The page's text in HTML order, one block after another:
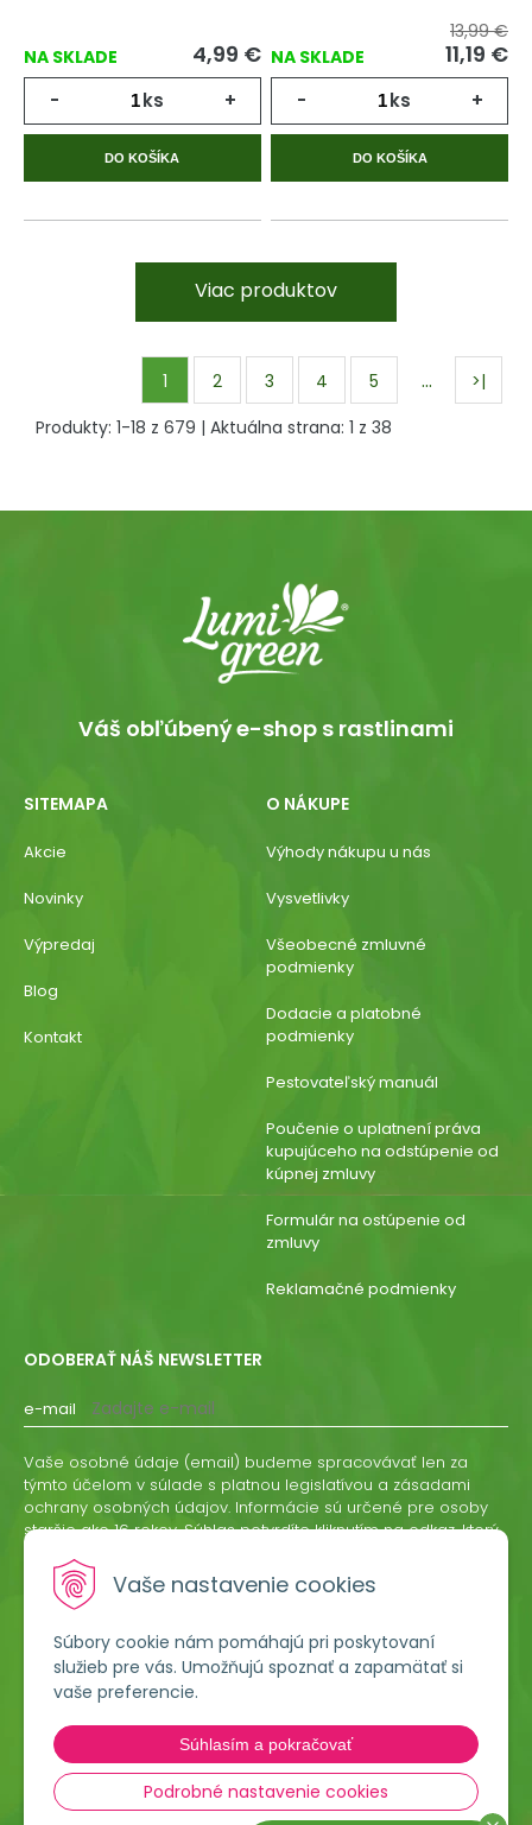
Vaše nastavenie cookies
Súbory cookie nám pomáhajú pri poskytovaní
služieb pre vás. Umožňujú spoznať a zapamätať si
vaše preferencie.
Súhlasím a pokračovať
Podrobné nastavenie cookies
NA SKLADE 4,99 €
- ks +
DO KOŠÍKA
NA SKLADE
13,99 €
11,19 €
- ks +
DO KOŠÍKA
Viac produktov
1 2 3 4 5 …
>|
Produkty: 1-18 z 679 | Aktuálna strana: 1 z 38
Lumigreen, s.r.o.
Hradská 535
966 54 Tekovské Nemce
Váš obľúbený e-shop s rastlinami
SITEMAPA
Akcie
Novinky
Výpredaj
Blog
Kontakt
O NÁKUPE
Výhody nákupu u nás
Vysvetlivky
Všeobecné zmluvné
podmienky
Dodacie a platobné
podmienky
Pestovateľský manuál
Poučenie o uplatnení práva
kupujúceho na odstúpenie od
kúpnej zmluvy
Formulár na ostúpenie od
zmluvy
Reklamačné podmienky
ODOBERAŤ NÁŠ NEWSLETTER
e-mail
ODOBERAŤ
Vaše osobné údaje (email) budeme spracovávať len za
týmto účelom v súlade s platnou legislatívou a zásadami
ochrany osobných údajov. Informácie sú určené pre osoby
staršie ako 16 rokov. Súhlas potvrdíte kliknutím na odkaz, ktorý
odvolať písomne, emailom alebo kliknutím na odkaz z
ktoréhokoľvek informačného emailu.